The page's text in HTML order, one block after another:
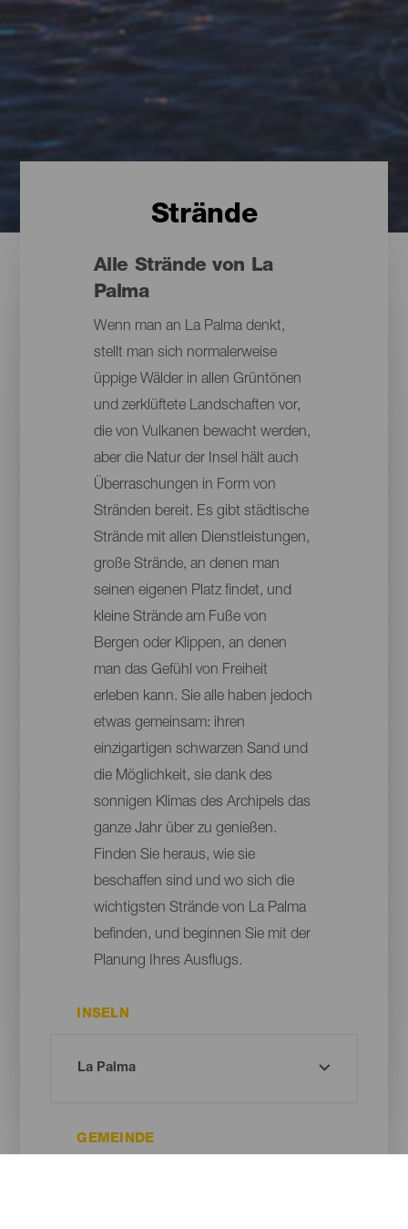
Strände
Alle Strände von La
Palma
Wenn man an La Palma denkt,
stellt man sich normalerweise
üppige Wälder in allen Grüntönen
und zerklüftete Landschaften vor,
die von Vulkanen bewacht werden,
aber die Natur der Insel hält auch
Überraschungen in Form von
Stränden bereit. Es gibt städtische
Strände mit allen Dienstleistungen,
große Strände, an denen man
seinen eigenen Platz findet, und
kleine Strände am Fuße von
Bergen oder Klippen, an denen
man das Gefühl von Freiheit
erleben kann. Sie alle haben jedoch
etwas gemeinsam: ihren
einzigartigen schwarzen Sand und
die Möglichkeit, sie dank des
sonnigen Klimas des Archipels das
ganze Jahr über zu genießen.
Finden Sie heraus, wie sie
beschaffen sind und wo sich die
wichtigsten Strände von La Palma
befinden, und beginnen Sie mit der
Planung Ihres Ausflugs.
INSELN
GEMEINDE